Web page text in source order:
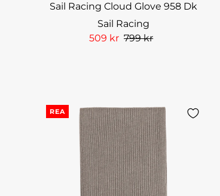
Sail Racing Cloud Glove 958 Dk
Sail Racing
509 kr 799 kr
REA